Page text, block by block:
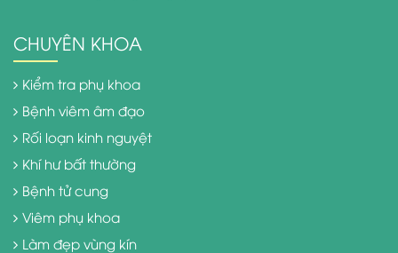
CHUYÊN KHOA
Kiểm tra phụ khoa
Bệnh viêm âm đạo
Rối loạn kinh nguyệt
Khí hư bất thường
Bệnh tử cung
Viêm phụ khoa
Làm đẹp vùng kín